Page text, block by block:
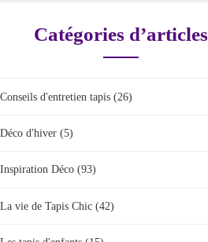
Catégories d’articles
Conseils d'entretien tapis (26)
Déco d'hiver (5)
Inspiration Déco (93)
La vie de Tapis Chic (42)